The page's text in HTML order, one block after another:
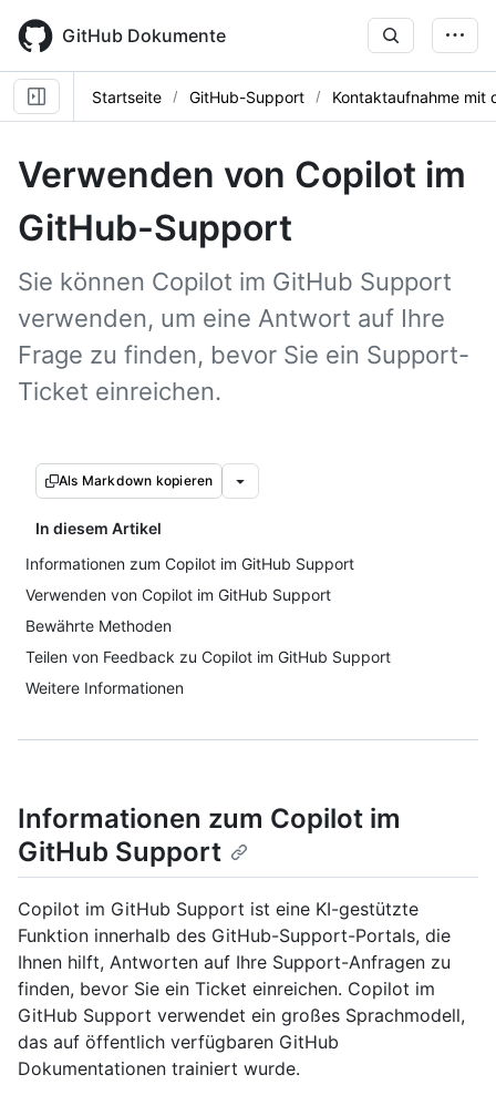
main
content
GitHub Dokumente
Startseite GitHub-Support Kontaktaufnahme mit
Verwenden von Copilot im
GitHub-Support
Sie können Copilot im GitHub Support
verwenden, um eine Antwort auf Ihre
Frage zu finden, bevor Sie ein Support-
Ticket einreichen.
Als Markdown kopieren
In diesem Artikel
Informationen zum Copilot im GitHub Support
Verwenden von Copilot im GitHub Support
Bewährte Methoden
Teilen von Feedback zu Copilot im GitHub Support
Weitere Informationen
Informationen zum Copilot im
GitHub Support
Copilot im GitHub Support ist eine KI-gestützte
Funktion innerhalb des GitHub-Support-Portals, die
Ihnen hilft, Antworten auf Ihre Support-Anfragen zu
finden, bevor Sie ein Ticket einreichen. Copilot im
GitHub Support verwendet ein großes Sprachmodell,
das auf öffentlich verfügbaren GitHub
Dokumentationen trainiert wurde.